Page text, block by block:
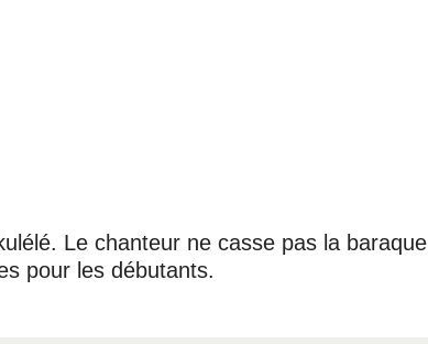
Le chanteur ne casse pas la baraque
pour les débutants.